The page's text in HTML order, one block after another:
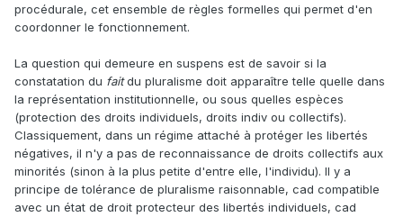
procédurale, cet ensemble de règles formelles qui permet d'en
coordonner le fonctionnement.
La question qui demeure en suspens est de savoir si la
constatation du faitdu pluralisme doit apparaître telle quelle dans
la représentation institutionnelle, ou sous quelles espèces
(protection des droits individuels, droits indiv ou collectifs).
Classiquement, dans un régime attaché à protéger les libertés
négatives, il n'y a pas de reconnaissance de droits collectifs aux
minorités (sinon à la plus petite d'entre elle, l'individu). Il y a
principe de tolérance de pluralisme raisonnable, cad compatible
avec un état de droit protecteur des libertés individuels, cad